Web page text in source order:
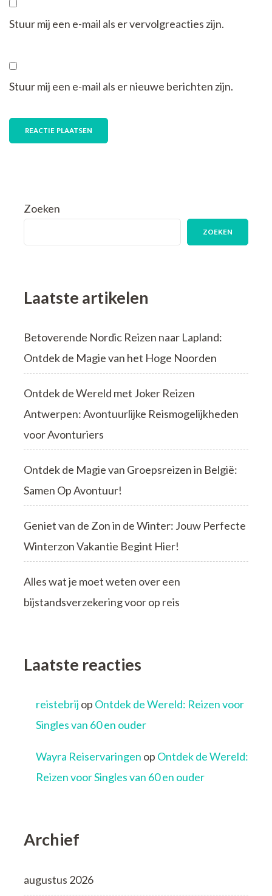
Stuur mij een e-mail als er vervolgreacties zijn.
Stuur mij een e-mail als er nieuwe berichten zijn.
Zoeken
ZOEKEN
Laatste artikelen
Betoverende Nordic Reizen naar Lapland:
Ontdek de Magie van het Hoge Noorden
Ontdek de Wereld met Joker Reizen
Antwerpen: Avontuurlijke Reismogelijkheden
voor Avonturiers
Ontdek de Magie van Groepsreizen in België:
Samen Op Avontuur!
Geniet van de Zon in de Winter: Jouw Perfecte
Winterzon Vakantie Begint Hier!
Alles wat je moet weten over een
bijstandsverzekering voor op reis
Laatste reacties
reistebrij op Ontdek de Wereld: Reizen voor
Singles van 60 en ouder
Wayra Reiservaringen op Ontdek de Wereld:
Reizen voor Singles van 60 en ouder
Archief
augustus 2026